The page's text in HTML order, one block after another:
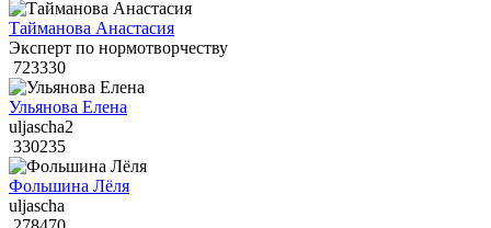
Тайманова Анастасия
Эксперт по нормотворчеству
723330
Ульянова Елена
uljascha2
330235
Фольшина Лёля
uljascha